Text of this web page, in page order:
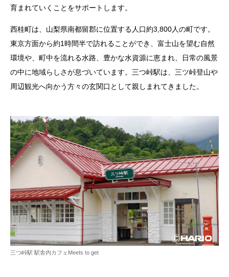
育まれていくことをサポートします。
西桂町は、山梨県南都留郡に位置する人口約3,800人の町です。
東京方面から約1時間半で訪れることができ、富士山を望む自然
環境や、町中を流れる水路、豊かな水資源に恵まれ、日常の風景
の中に地域らしさが息づいています。三つ峠駅は、三ツ峠登山や
周辺観光へ向かう方々の玄関口として親しまれてきました。
三つ峠駅 駅舎内カフェMeets to get